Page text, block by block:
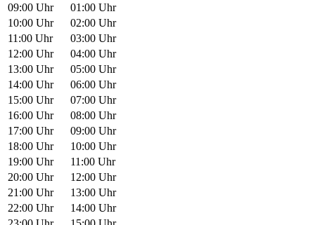
09:00 Uhr
01:00 Uhr
10:00 Uhr
02:00 Uhr
11:00 Uhr
03:00 Uhr
12:00 Uhr
04:00 Uhr
13:00 Uhr
05:00 Uhr
14:00 Uhr
06:00 Uhr
15:00 Uhr
07:00 Uhr
16:00 Uhr
08:00 Uhr
17:00 Uhr
09:00 Uhr
18:00 Uhr
10:00 Uhr
19:00 Uhr
11:00 Uhr
20:00 Uhr
12:00 Uhr
21:00 Uhr
13:00 Uhr
22:00 Uhr
14:00 Uhr